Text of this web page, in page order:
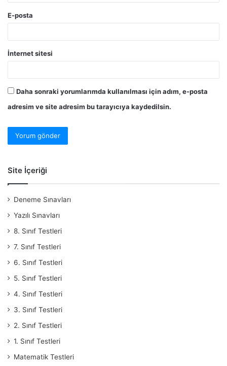
E-posta
İnternet sitesi
Daha sonraki yorumlarımda kullanılması için adım, e-posta
adresim ve site adresim bu tarayıcıya kaydedilsin.
Site İçeriği
Deneme Sınavları
Yazılı Sınavları
8. Sınıf Testleri
7. Sınıf Testleri
6. Sınıf Testleri
5. Sınıf Testleri
4. Sınıf Testleri
3. Sınıf Testleri
2. Sınıf Testleri
1. Sınıf Testleri
Matematik Testleri